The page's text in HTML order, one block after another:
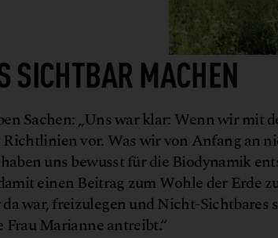
SICHTBAR MACHEN
Sachen: „Uns war klar: Wenn wir mit
vor. Was wir von Anfang an
uns bewusst für die Biodynamik
einen Beitrag zum Wohle der Erde
war, freizulegen und Nicht-Sichtbares
Marianne antreibt.“